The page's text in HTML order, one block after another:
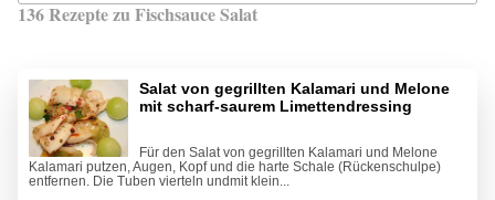
136 Rezepte zu Fischsauce Salat
Salat von gegrillten Kalamari und Melone
mit scharf-saurem Limettendressing
Für den Salat von gegrillten Kalamari und Melone
Kalamari putzen, Augen, Kopf und die harte Schale (Rückenschulpe)
entfernen. Die Tuben vierteln undmit klein...